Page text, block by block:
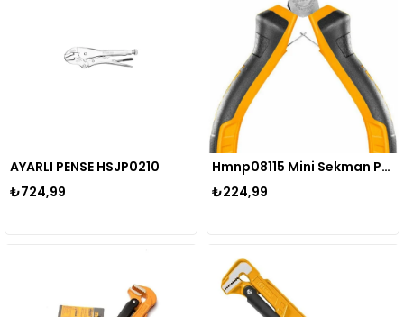
AYARLI PENSE HSJP0210
₺724,99
Hmnp08115 Mini Sekman Pensesi 115mm
₺224,99